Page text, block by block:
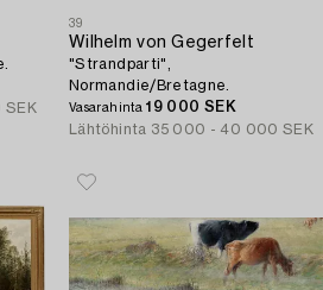
39
Wilhelm von Gegerfelt
"Strandparti",
Normandie/Bretagne.
Vasarahinta19 000 SEK
Lähtöhinta 35 000 - 40 000 SEK